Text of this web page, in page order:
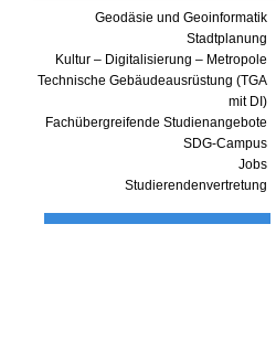
Geodäsie und Geoinformatik
Stadtplanung
Kultur – Digitalisierung – Metropole
Technische Gebäudeausrüstung (TGA
mit DI)
Fachübergreifende Studienangebote
SDG-Campus
Jobs
Studierendenvertretung